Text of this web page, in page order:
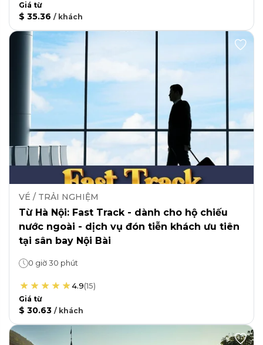
Giá từ
$ 35.36 / khách
VÉ / TRẢI NGHIỆM
Từ Hà Nội: Fast Track - dành cho hộ chiếu
nước ngoài - dịch vụ đón tiễn khách ưu tiên
tại sân bay Nội Bài
0 giờ 30 phút
4.9(15)
Giá từ
$ 30.63 / khách